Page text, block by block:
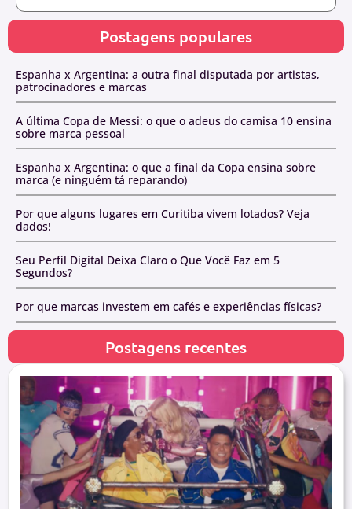
Postagens populares
Espanha x Argentina: a outra final disputada por artistas,
patrocinadores e marcas
A última Copa de Messi: o que o adeus do camisa 10 ensina
sobre marca pessoal
Espanha x Argentina: o que a final da Copa ensina sobre
marca (e ninguém tá reparando)
Por que alguns lugares em Curitiba vivem lotados? Veja
dados!
Seu Perfil Digital Deixa Claro o Que Você Faz em 5
Segundos?
Por que marcas investem em cafés e experiências físicas?
Postagens recentes